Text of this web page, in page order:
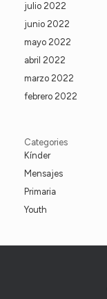
julio 2022
junio 2022
mayo 2022
abril 2022
marzo 2022
febrero 2022
Categories
Kínder
Mensajes
Primaria
Youth